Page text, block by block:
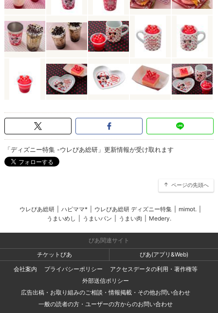
「ディズニー特集 -ウレぴあ総研」更新情報が受け取れます
ページの先頭へ
ウレぴあ総研 ハピママ* ウレぴあ総研 ディズニー特集 mimot.
うまいめし
うまいパン うまい肉 Medery.
ぴあ関連サイト
チケットぴあ
ぴあ(アプリ&Web)
会社案内
プライバシーポリシー
アクセスデータの利用・著作権等
外部送信ポリシー
広告出稿・お取り組みのご相談・情報掲載・その他お問い合わせ
一般の読者の方・ユーザーの方からのお問い合わせ